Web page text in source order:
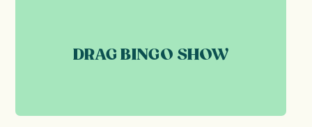
DRAG BINGO SHOW